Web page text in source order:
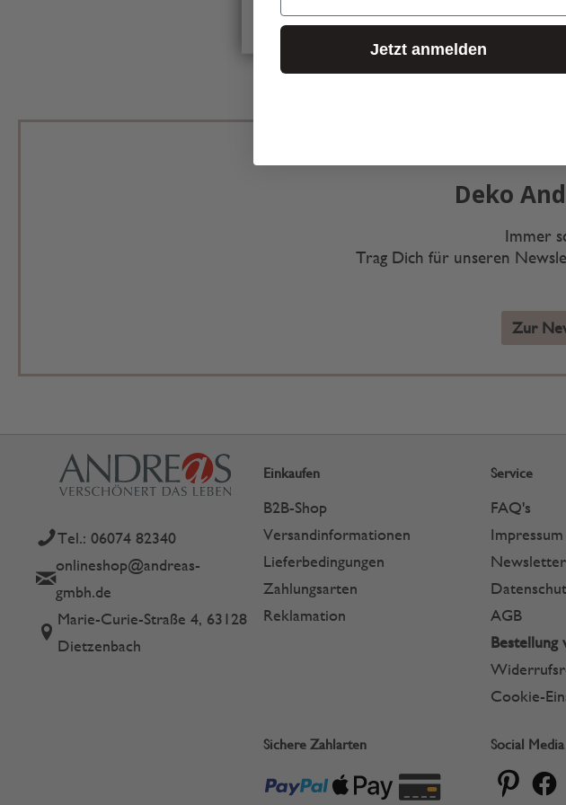
Deko
Immer
Trag Dich für unseren
Zur
Tel.: 06074 82340
onlineshop@andreas-
gmbh.de
Marie-Curie-Straße 4, 63128
Dietzenbach
Einkaufen
B2B-Shop
Versandinformationen
Lieferbedingungen
Zahlungsarten
Reklamation
Service
FAQ's
Impressum
AGB
Bestellung
Cookie-
Sichere Zahlarten Social Media
Jetzt anmelden